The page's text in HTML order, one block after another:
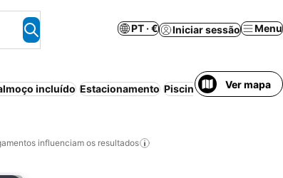
PT · € Iniciar sessão Menu
incluído Estacionamento Piscina Praia Meia-
Ver mapa
influenciam os resultados